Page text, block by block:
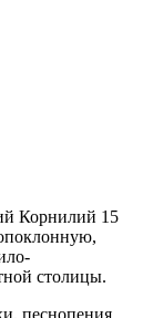
Корнилий 15
столицы.
песнопения